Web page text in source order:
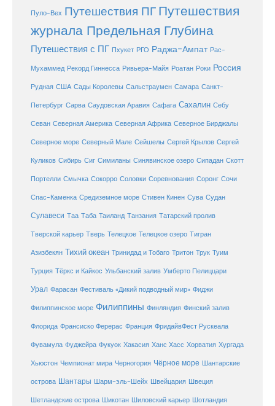
Пуло-Вех Путешествия ПГ Путешествия
журнала Предельная Глубина
Путешествия с ПГ Пхукет РГО Раджа-Ампат Рас-
Мухаммед Рекорд Гиннесса Ривьера-Майя Роатан Роки Россия
Рудная США Сады Королевы Сальстраумен Самара Санкт-
Петербург Сарва Саудовская Аравия Сафага Сахалин Себу
Севан Северная Америка Северная Африка Северное Бирджалы
Северное море Северный Мале Сейшелы Сергей Крылов Сергей
Куликов Сибирь Сиг Симиланы Синявинское озеро Сипадан Скотт
Портелли Смычка Сокорро Соловки Соревнования Соронг Сочи
Спас-Каменка Средиземное море Стивен Кинен Сува Судан
Сулавеси Таа Таба Таиланд Танзания Татарский пролив
Тверской карьер Тверь Телецкое Телецкое озеро Тигран
Азизбекян Тихий океан Тринидад и Тобаго Тритон Трук Туим
Турция Тёркс и Кайкос Ульбанский залив Умберто Пелиццари
Урал Фарасан Фестиваль «Дикий подводный мир» Фиджи
Филиппинское море Филиппины Финляндия Финский залив
Флорида Франсиско Ферерас Франция ФридайвФест Рускеала
Фувамула Фуджейра Фукуок Хакасия Ханс Хасс Хорватия Хургада
Хьюстон Чемпионат мира Черногория Чёрное море Шантарские
острова Шантары Шарм-эль-Шейх Швейцария Швеция
Шетландские острова Шикотан Шиловский карьер Шотландия